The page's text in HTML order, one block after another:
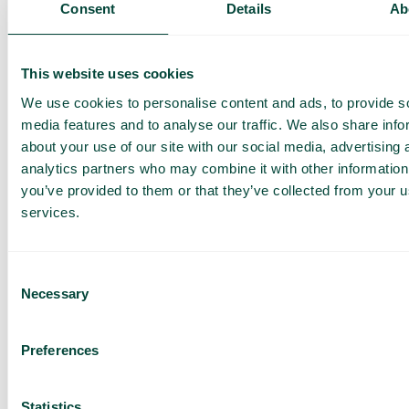
Consent Details
This website uses cookies
We use cookies to personalise content and ads, to provide
media features and to analyse our traffic. We also share
about your use of our site with our social media, advertising
analytics partners who may combine it with other
you’ve provided to them or that they’ve collected from your
services.
Selection
Necessary
Preferences
Schemalägg händelser och helgdagar
röda dagar, semesterperioder och andra
särskilda datum. Öppettider, meddelanden och
samtalsflöden aktiveras automatiskt när perioden
börjar.
Gör det enkelt att hålla kunderna informerade via